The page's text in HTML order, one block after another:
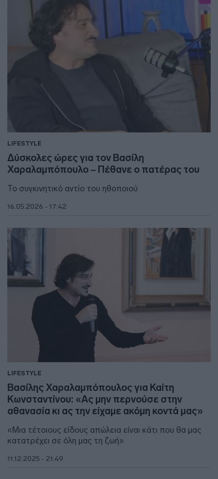
LIFESTYLE
Δύσκολες ώρες για τον Βασίλη
Χαραλαμπόπουλο – Πέθανε ο πατέρας του
Το συγκινητικό αντίο του ηθοποιού
16.05.2026 - 17:42
LIFESTYLE
Βασίλης Χαραλαμπόπουλος για Καίτη
Κωνσταντίνου: «Ας μην περνούσε στην
αθανασία κι ας την είχαμε ακόμη κοντά μας»
«Μια τέτοιους είδους απώλεια είναι κάτι που θα μας
κατατρέχει σε όλη μας τη ζωή»
11.12.2025 - 21:49